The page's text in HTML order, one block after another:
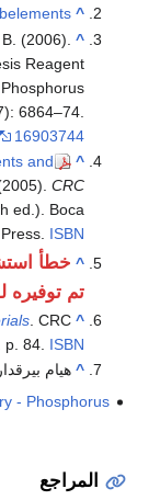
^
^
(2006).
6864–74.
16903744
^
and
CRC
ed.). Boca
ISBN
^ خطأ
تم توفيره
^
. CRC
p. 84. ISBN
^ هيام
- Phosphorus
المراجع